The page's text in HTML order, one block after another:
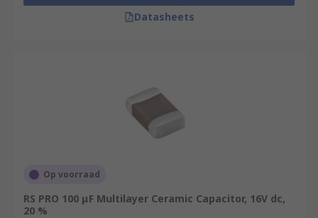
Datasheets
Op voorraad
RS PRO 100 μF Multilayer Ceramic Capacitor, 16V dc,
20 %